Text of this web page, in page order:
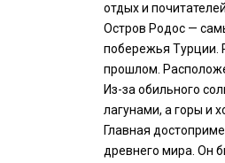
отдых и
Остров Родос —
побережья Турции.
прошлом.
Из-за обильного
лагунами, а горы и
Главная
древнего мира. Он